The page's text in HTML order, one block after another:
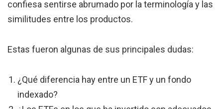
confiesa sentirse abrumado por la terminología y las
similitudes entre los productos.
Estas fueron algunas de sus principales dudas:
¿Qué diferencia hay entre un ETF y un fondo
indexado?